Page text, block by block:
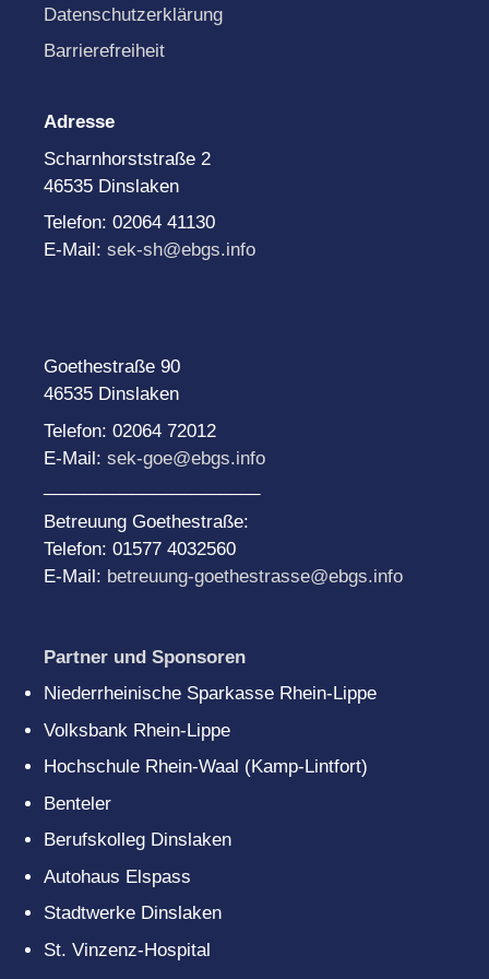
Datenschutzerklärung
Barrierefreiheit
Adresse
Scharnhorststraße 2
46535 Dinslaken
Telefon: 02064 41130
E-Mail: sek-sh@ebgs.info
Goethestraße 90
46535 Dinslaken
Telefon: 02064 72012
E-Mail: sek-goe@ebgs.info
Betreuung Goethestraße:
Telefon: 01577 4032560
E-Mail: betreuung-goethestrasse@ebgs.info
Partner und Sponsoren
Niederrheinische Sparkasse Rhein-Lippe
Volksbank Rhein-Lippe
Hochschule Rhein-Waal (Kamp-Lintfort)
Benteler
Berufskolleg Dinslaken
Autohaus Elspass
Stadtwerke Dinslaken
St. Vinzenz-Hospital